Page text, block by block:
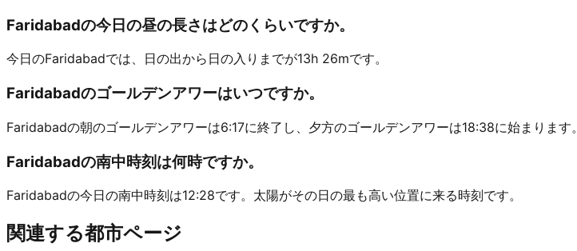
Faridabadの今日の昼の長さはどのくらいですか。
今日のFaridabadでは、日の出から日の入りまでが13h 26mです。
Faridabadのゴールデンアワーはいつですか。
Faridabadの朝のゴールデンアワーは6:17に終了し、夕方のゴールデンアワーは18:38に始まります。
Faridabadの南中時刻は何時ですか。
Faridabadの今日の南中時刻は12:28です。太陽がその日の最も高い位置に来る時刻です。
関連する都市ページ